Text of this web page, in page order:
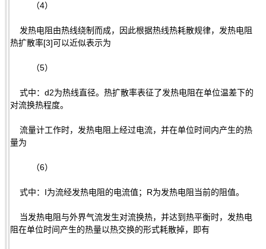
（4）
发热电阻由热线绕制而成，因此根据热线热耗散规律，发热电阻
热扩散率[3]可以近似表示为
（5）
式中：d2为热线直径。热扩散率表征了发热电阻在单位温差下的
对流换热程度。
流量计工作时，发热电阻上经过电流，并在单位时间内产生的热
量为
（6）
式中：I为流经发热电阻的电流值；R为发热电阻当前的阻值。
当发热电阻与外界气流发生对流换热，并达到热平衡时，发热电
阻在单位时间产生的热量以热交换的形式耗散掉，即有